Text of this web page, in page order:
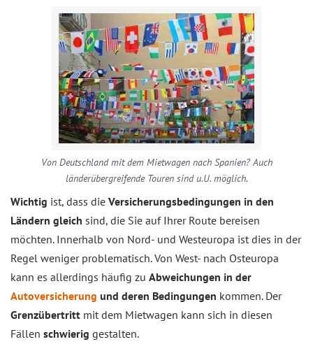
Von Deutschland mit dem Mietwagen nach Spanien? Auch
länderübergreifende Touren sind u.U. möglich.
Wichtig ist, dass die Versicherungsbedingungen in den
Ländern gleich sind, die Sie auf Ihrer Route bereisen
möchten. Innerhalb von Nord- und Westeuropa ist dies in der
Regel weniger problematisch. Von West- nach Osteuropa
kann es allerdings häufig zu Abweichungen in der
Autoversicherung und deren Bedingungen kommen. Der
Grenzübertritt mit dem Mietwagen kann sich in diesen
Fällen schwierig gestalten.